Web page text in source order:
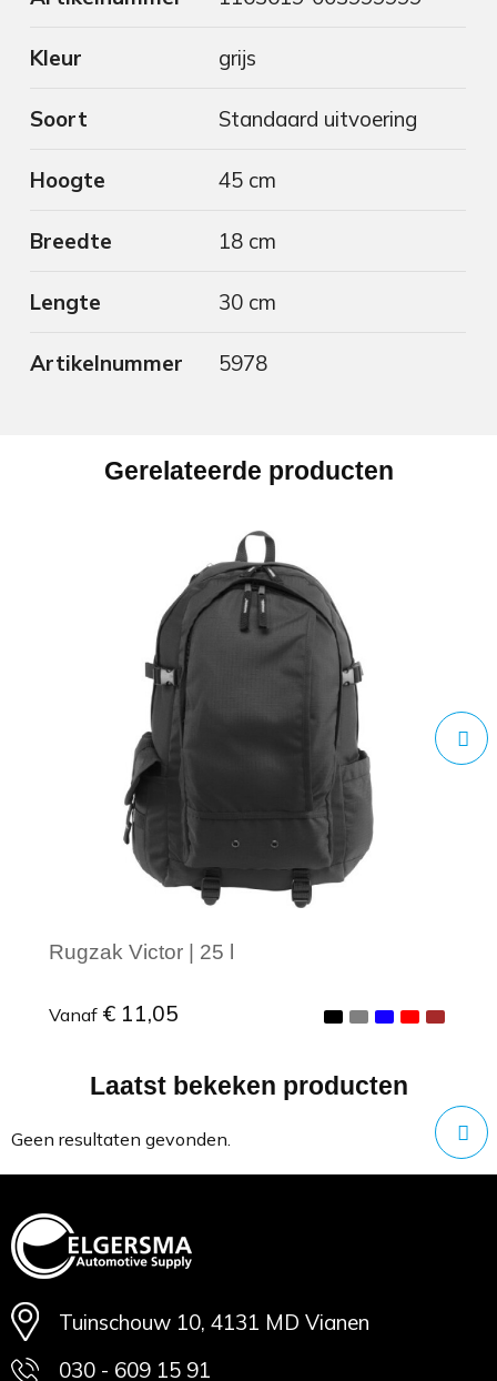
Kleur grijs
Soort Standaard uitvoering
Hoogte 45 cm
Breedte 18 cm
Lengte 30 cm
Artikelnummer 5978
Gerelateerde producten
Rugzak Victor | 25 l
Vanaf € 11,05
Minimale afname: 1
Laatst bekeken producten
Geen resultaten gevonden.
Tuinschouw 10, 4131 MD Vianen
030 - 609 15 91